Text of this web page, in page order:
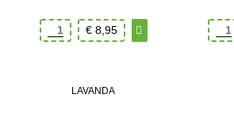
€8,95
LAVANDA